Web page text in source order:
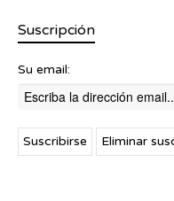
Suscripción
Su email: